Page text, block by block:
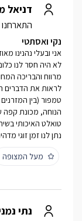
דניאל
נקי ואסתטי
אני ובעלי נהנינו
לא היה חסר לנו
מרווח והבריכה
לראות את הדברים
טמפור (בין
הנוחה, מכונת קפה
טואלט האיכותי
נתן לנו זמן זוגי
מעל המצופה
נתי